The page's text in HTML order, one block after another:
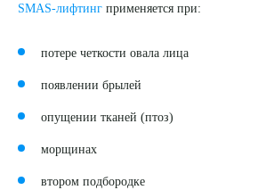
SMAS-лифтинг применяется при:
потере четкости овала лица
появлении брылей
опущении тканей (птоз)
морщинах
втором подбородке